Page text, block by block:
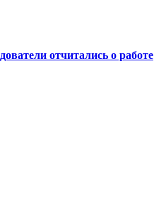
отчитались о работе